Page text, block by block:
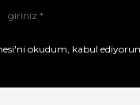
okudum, kabul